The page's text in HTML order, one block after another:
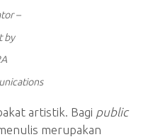
–
by
artistik. Bagi public
merupakan